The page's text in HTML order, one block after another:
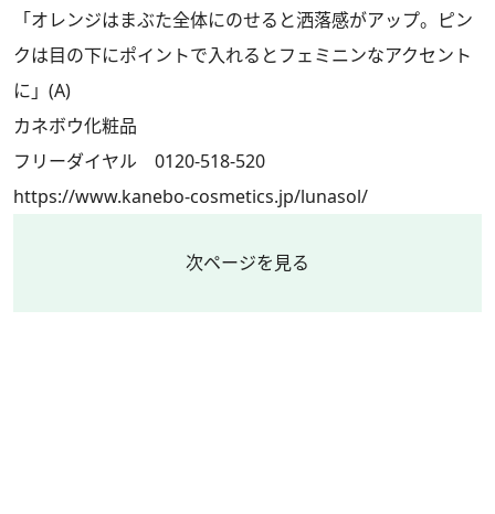
「オレンジはまぶた全体にのせると洒落感がアップ。ピン
クは目の下にポイントで入れるとフェミニンなアクセント
に」(A)
カネボウ化粧品
フリーダイヤル 0120-518-520
https://www.kanebo-cosmetics.jp/lunasol/
次ページを見る